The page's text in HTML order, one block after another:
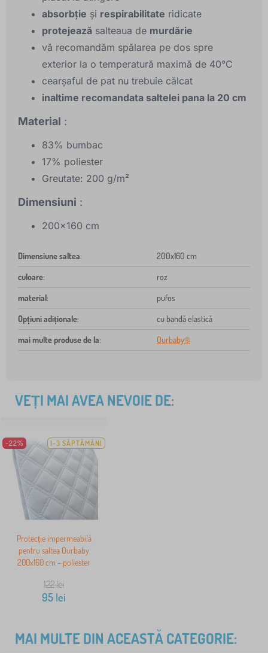
absorbție și respirabilitate ridicate
protejează salteaua de murdărie
vă recomandăm spălarea pe dos spre
exterior la o temperatură maximă de 40°C
cearşaful de pat nu trebuie călcat
inaltime recomandata saltelei pana la 20 cm
Material :
83% bumbac
17% poliester
Greutate: 200 g/m²
Dimensiuni :
200x160 cm
Dimensiune saltea: 200x160 cm
culoare: roz
material: pufos
Opțiuni adiționale: cu bandă elastică
mai multe produse de la: Ourbaby®
VEȚI MAI AVEA NEVOIE DE:
-22% 1-3 SĂPTĂMÂNI
Protecție impermeabilă
pentru saltea Ourbaby
200x160 cm - poliester
122lei
95 lei
MAI MULTE DIN ACEASTĂ CATEGORIE: